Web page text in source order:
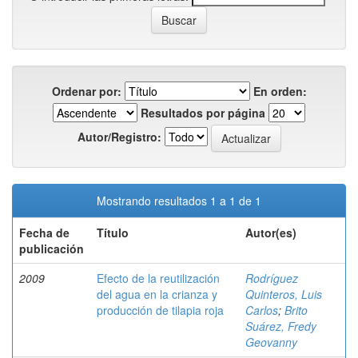
Ordenar por:
En orden:
Resultados por página
Autor/Registro:
Mostrando resultados 1 a 1 de 1
Fecha de
publicación
Título Autor(es)
2009
Efecto de la reutilización
del agua en la crianza y
producción de tilapia roja
Rodríguez
Quinteros, Luis
Carlos; Brito
Suárez, Fredy
Geovanny